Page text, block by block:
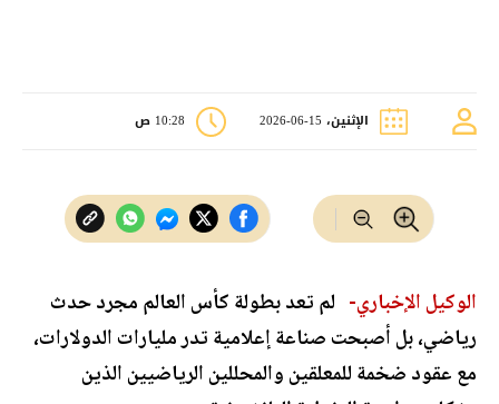
الإثنين، 15-06-2026 10:28 ص
الوكيل الإخباري- لم تعد بطولة كأس العالم مجرد حدث
رياضي، بل أصبحت صناعة إعلامية تدر مليارات الدولارات،
مع عقود ضخمة للمعلقين والمحللين الرياضيين الذين